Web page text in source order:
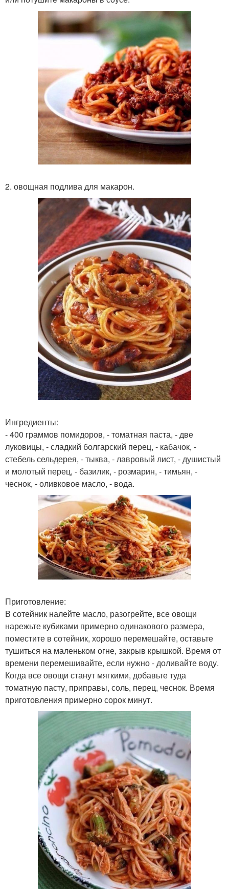
2. овощная подлива для макарон.
Ингредиенты:
- 400 граммов помидоров, - томатная паста, - две
луковицы, - сладкий болгарский перец, - кабачок, -
стебель сельдерея, - тыква, - лавровый лист, - душистый
и молотый перец, - базилик, - розмарин, - тимьян, -
чеснок, - оливковое масло, - вода.
Приготовление:
В сотейник налейте масло, разогрейте, все овощи
нарежьте кубиками примерно одинакового размера,
поместите в сотейник, хорошо перемешайте, оставьте
тушиться на маленьком огне, закрыв крышкой. Время от
времени перемешивайте, если нужно - доливайте воду.
Когда все овощи станут мягкими, добавьте туда
томатную пасту, приправы, соль, перец, чеснок. Время
приготовления примерно сорок минут.